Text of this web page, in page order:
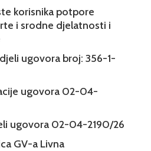
korisnika potpore
i srodne djelatnosti i
ugovora broj: 356-1-
ugovora 02-04-
ugovora 02-04-2190/26
GV-a Livna